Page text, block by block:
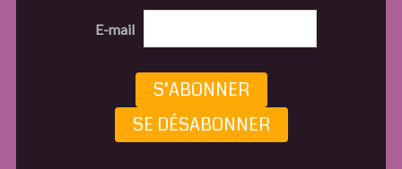
E-mail
S’ABONNER
SE DÉSABONNER